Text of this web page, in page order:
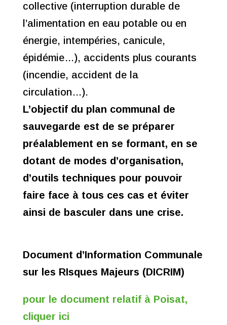
collective (interruption durable de
l’alimentation en eau potable ou en
énergie, intempéries, canicule,
épidémie…), accidents plus courants
(incendie, accident de la
circulation…).
L’objectif du plan communal de
sauvegarde est de se préparer
préalablement en se formant, en se
dotant de modes d’organisation,
d’outils techniques pour pouvoir
faire face à tous ces cas et éviter
ainsi de basculer dans une crise.
Document d’Information Communale
sur les RIsques Majeurs (DICRIM)
pour le document relatif à Poisat,
cliquer ici